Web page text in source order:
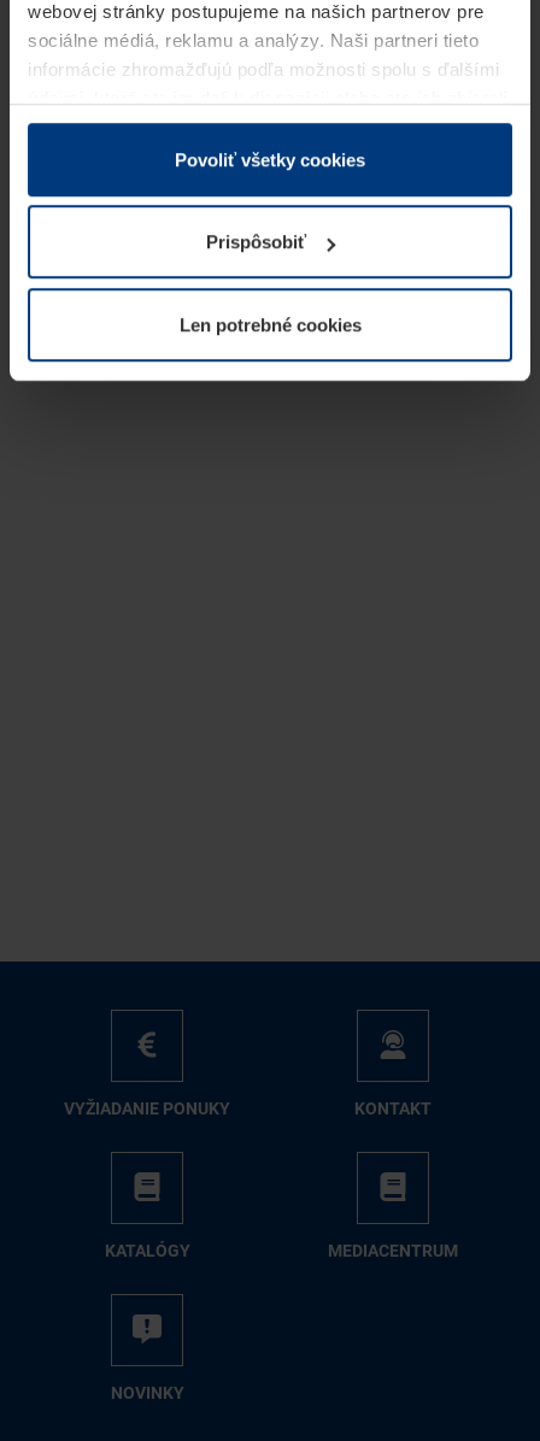
webovej stránky postupujeme na našich partnerov pre
sociálne médiá, reklamu a analýzy. Naši partneri tieto
informácie zhromažďujú podľa možnosti spolu s ďalšími
v rámci Vášho využívania služieb.
Z právneho hľadiska môžeme cookies ukladať na Vašom
prevádzku tejto stránky. Pre všetky ostatné typy cookie
potrebujeme Vaše povolenie. Vaše povolenie môžete
kedykoľvek zmeniť alebo odvolať vo vysvetlení cookie
našej webovej stránky.
Povoliť všetky cookies
Prispôsobiť
Len potrebné cookies
VY­ŽIA­DA­NIE PO­NU­KY KON­TAKT
KA­TA­LÓ­GY ME­DIA­CEN­TRUM
NO­VIN­KY